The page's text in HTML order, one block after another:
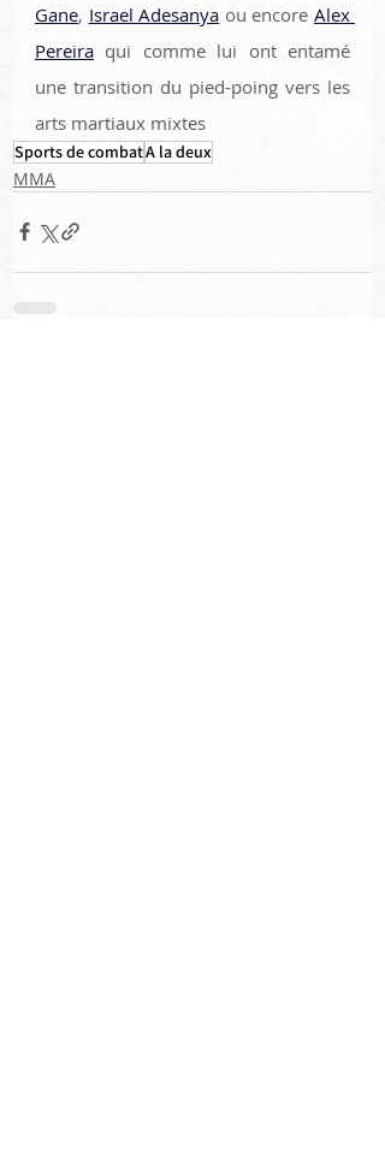
Gane, Israel Adesanya ou encore Alex
Pereira qui comme lui ont entamé
une transition du pied-poing vers les
arts martiaux mixtes
Sports de combatA la deux
MMA